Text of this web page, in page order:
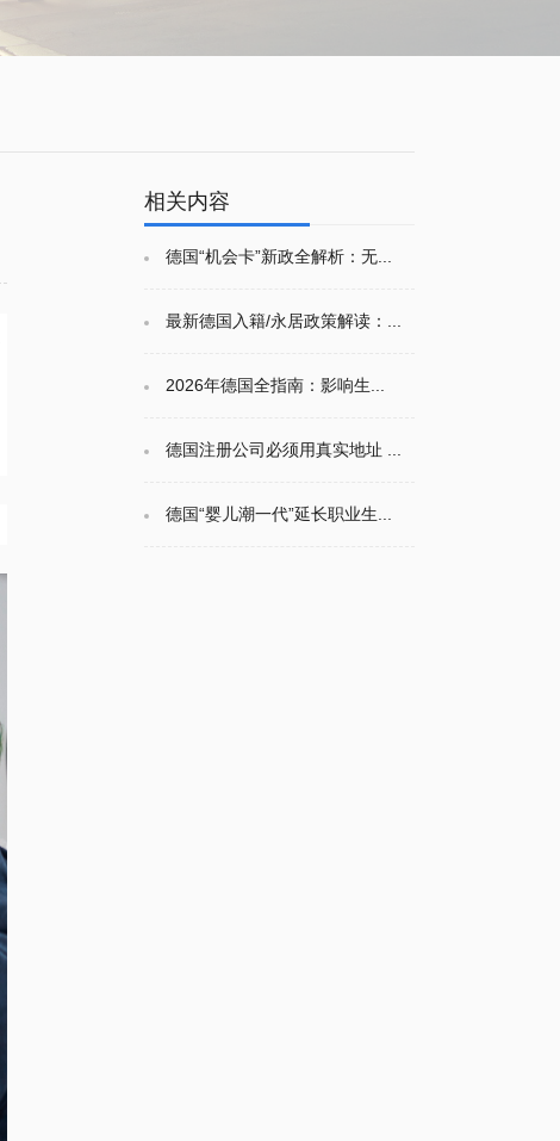
相关内容
德国“机会卡”新政全解析：无...
最新德国入籍/永居政策解读：...
2026年德国全指南：影响生...
德国注册公司必须用真实地址 ...
德国“婴儿潮一代”延长职业生...